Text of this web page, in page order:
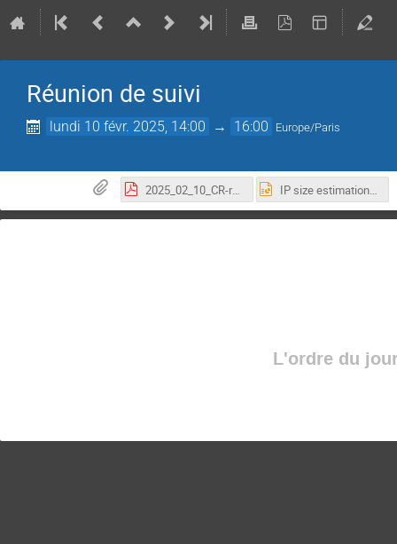
Réunion de suivi
lundi 10 févr. 2025, 14:00 → 16:00 Europe/Paris
2025_02_10_CR-reunion.pdf IP size estimation.pptx
L'ordre du